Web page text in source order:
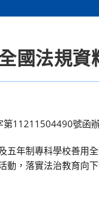
國法規資
11211504490號函
五年制專科學校善用
動，落實法治教育向